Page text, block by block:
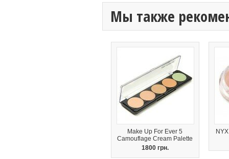
Мы также
Make Up For Ever 5
Camouflage Cream Palette
1800 грн.